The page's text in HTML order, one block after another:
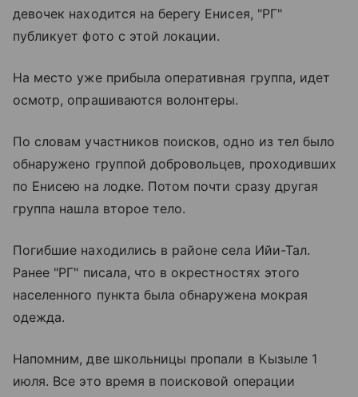
девочек находится на берегу Енисея, "РГ"
публикует фото с этой локации.
На место уже прибыла оперативная группа, идет
осмотр, опрашиваются волонтеры.
По словам участников поисков, одно из тел было
обнаружено группой добровольцев, проходивших
по Енисею на лодке. Потом почти сразу другая
группа нашла второе тело.
Погибшие находились в районе села Ийи-Тал.
Ранее "РГ" писала, что в окрестностях этого
населенного пункта была обнаружена мокрая
одежда.
Напомним, две школьницы пропали в Кызыле 1
июля. Все это время в поисковой операции